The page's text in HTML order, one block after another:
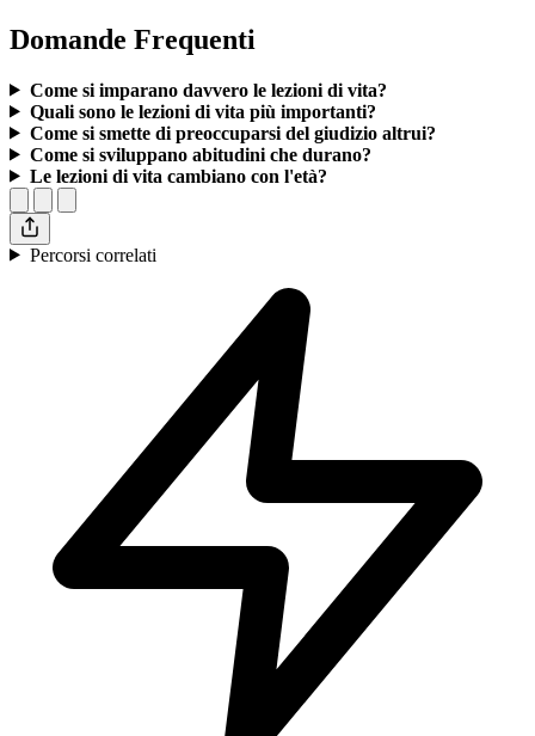
Domande Frequenti
Come si imparano davvero le lezioni di vita?
Quali sono le lezioni di vita più importanti?
Come si smette di preoccuparsi del giudizio altrui?
Come si sviluppano abitudini che durano?
Le lezioni di vita cambiano con l'età?
Percorsi correlati